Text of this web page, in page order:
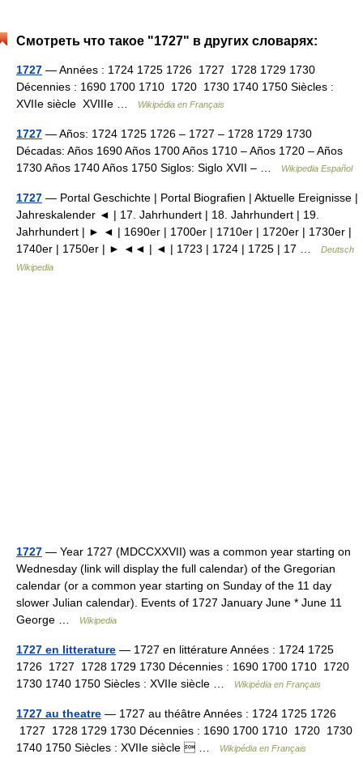
Смотреть что такое "1727" в других словарях:
1727 — Années : 1724 1725 1726 1727 1728 1729 1730
Décennies : 1690 1700 1710 1720 1730 1740 1750 Siècles :
XVIIe siècle XVIIIe …
Wikipédia en Français
1727 — Años: 1724 1725 1726 – 1727 – 1728 1729 1730
Décadas: Años 1690 Años 1700 Años 1710 – Años 1720 – Años
1730 Años 1740 Años 1750 Siglos: Siglo XVII – …
Wikipedia Español
1727 — Portal Geschichte | Portal Biografien | Aktuelle Ereignisse |
Jahreskalender ◄ | 17. Jahrhundert | 18. Jahrhundert | 19.
Jahrhundert | ► ◄ | 1690er | 1700er | 1710er | 1720er | 1730er |
1740er | 1750er | ► ◄◄ | ◄ | 1723 | 1724 | 1725 | 17 …
Deutsch
Wikipedia
1727 — Year 1727 (MDCCXXVII) was a common year starting on
Wednesday (link will display the full calendar) of the Gregorian
calendar (or a common year starting on Sunday of the 11 day
slower Julian calendar). Events of 1727 January June * June 11
George …
Wikipedia
1727 en litterature — 1727 en littérature Années : 1724 1725
1726 1727 1728 1729 1730 Décennies : 1690 1700 1710 1720
1730 1740 1750 Siècles : XVIIe siècle …
Wikipédia en Français
1727 au theatre — 1727 au théâtre Années : 1724 1725 1726
1727 1728 1729 1730 Décennies : 1690 1700 1710 1720 1730
1740 1750 Siècles : XVIIe siècle  …
Wikipédia en Français